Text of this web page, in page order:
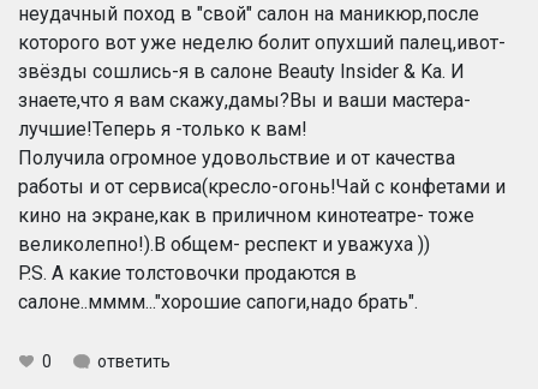
неудачный поход в "свой" салон на маникюр,после
которого вот уже неделю болит опухший палец,ивот-
звёзды сошлись-я в салоне Beauty Insider & Ka. И
знаете,что я вам скажу,дамы?Вы и ваши мастера-
лучшие!Теперь я -только к вам!
Получила огромное удовольствие и от качества
работы и от сервиса(кресло-огонь!Чай с конфетами и
кино на экране,как в приличном кинотеатре- тоже
великолепно!).В общем- респект и уважуха ))
P.S. А какие толстовочки продаются в
салоне..мммм..."хорошие сапоги,надо брать".
0 ответить